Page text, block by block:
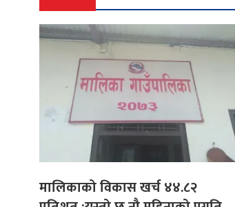
मालिकाको विकास खर्च ४४.८२